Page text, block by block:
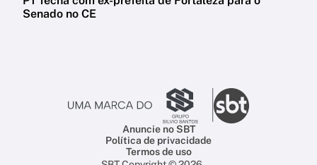
Senado no CE
Anuncie no SBT
Política de privacidade
Termos de uso